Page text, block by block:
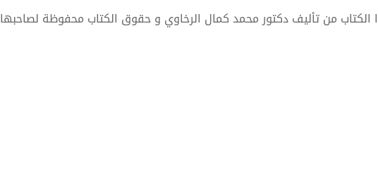
الكتاب من تأليف دكتور محمد كمال الرخاوي و حقوق الكتاب محفوظة لصاحبها